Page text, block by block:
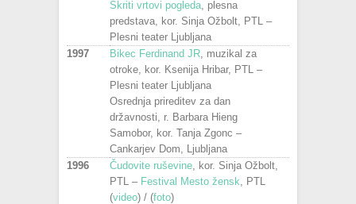
Skriti vrtovi pogleda , plesna
predstava, kor. Sinja Ožbolt, PTL –
Plesni teater Ljubljana
1997
Bikec Ferdinand JR , muzikal za
otroke, kor. Ksenija Hribar, PTL –
Plesni teater Ljubljana
Osrednja prireditev za dan
državnosti, r. Barbara Hieng
Samobor, kor. Tanja Zgonc –
Cankarjev Dom, Ljubljana
1996
Čudovite ruševine , kor. Sinja Ožbolt,
PTL – Festival Mesto žensk , PTL
(video) / (foto)